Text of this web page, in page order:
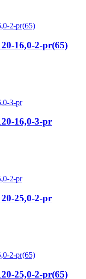
16,0-2-pr(65)
16,0-3-pr
25,0-2-pr
25,0-2-pr(65)